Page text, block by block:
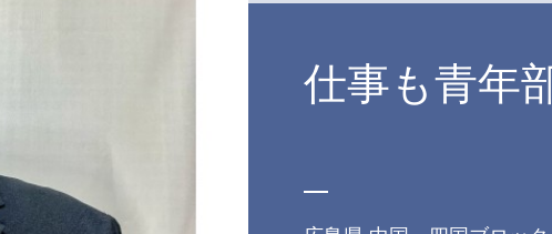
仕事も青年